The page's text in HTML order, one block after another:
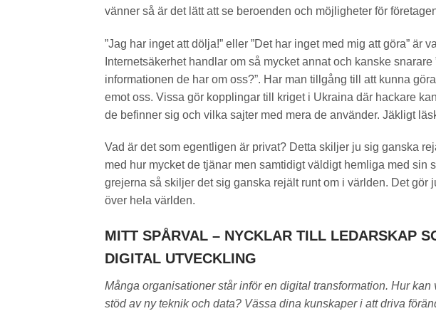
vänner så är det lätt att se beroenden och möjligheter för
”Jag har inget att dölja!” eller ”Det har inget med mig att göra” är
Internetsäkerhet handlar om så mycket annat och kanske
informationen de har om oss?”. Har man tillgång till att kunna
emot oss. Vissa gör kopplingar till kriget i Ukraina där hackare
de befinner sig och vilka sajter med mera de använder. Jäkligt
Vad är det som egentligen är privat? Detta skiljer ju sig ganska
med hur mycket de tjänar men samtidigt väldigt hemliga med sin
grejerna så skiljer det sig ganska rejält runt om i världen. Det gör
över hela världen.
MITT SPÅRVAL – NYCKLAR TILL LEDARSKAP
DIGITAL UTVECKLING
Många organisationer står inför en digital transformation. Hur
stöd av ny teknik och data? Vässa dina kunskaper i att driva